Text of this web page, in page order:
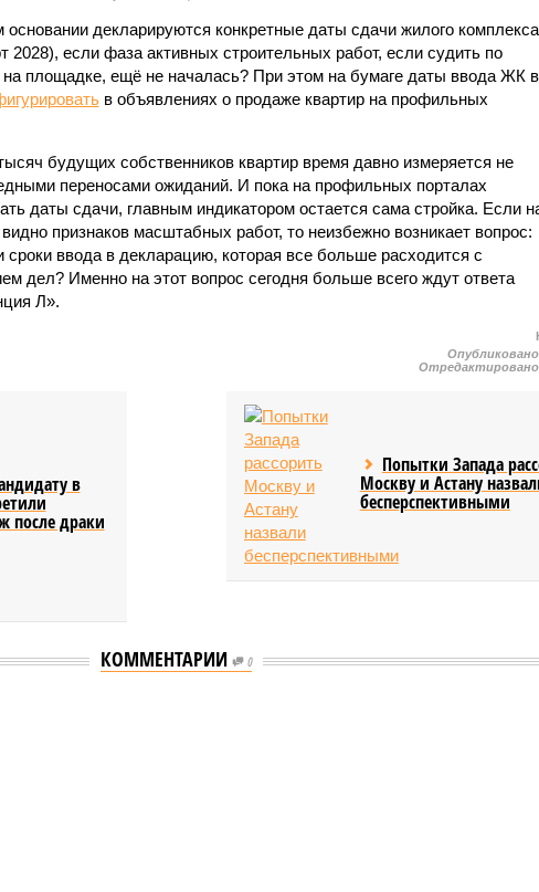
основании декларируются конкретные даты сдачи жилого комплекса
2028), если фаза активных строительных работ, если судить по
на площадке, ещё не началась? При этом на бумаге даты ввода ЖК в
в объявлениях о продаже квартир на профильных
будущих собственников квартир время давно измеряется не
переносами ожиданий. И пока на профильных порталах
даты сдачи, главным индикатором остается сама стройка. Если
признаков масштабных работ, то неизбежно возникает вопрос:
ввода в декларацию, которая все больше расходится с
дел? Именно на этот вопрос сегодня больше всего ждут ответа
Л».
в
после драки
Попытки Запада
Москву и Астану
бесперспективными
КОММЕНТАРИИ 0